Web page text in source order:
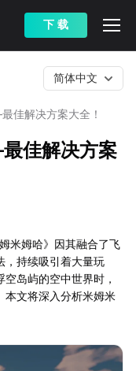
下 载
佳解决方案大全！
简体中文
佳解决方案
米姆哈》因其融合了飞
，持续吸引着大量玩
岛屿的空中世界时，
本文将深入分析米姆米